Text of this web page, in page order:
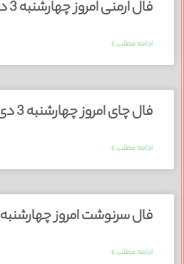
فال ارمنی امروز چهارشنبه 3 دی 1404
ادامه مطلب »
فال چای امروز چهارشنبه 3 دی 1404
ادامه مطلب »
فال سرنوشت امروز چهارشنبه 3 دی 1404
ادامه مطلب »